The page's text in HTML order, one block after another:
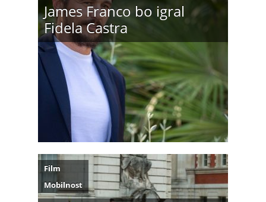
James Franco bo igral
Fidela Castra
Film
Mobilnost